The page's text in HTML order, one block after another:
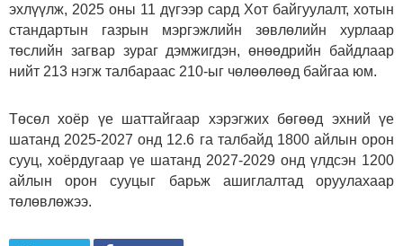
эхлүүлж, 2025 оны 11 дүгээр сард Хот байгуулалт, хотын
стандартын газрын мэргэжлийн зөвлөлийн хурлаар
төслийн загвар зураг дэмжигдэн, өнөөдрийн байдлаар
нийт 213 нэгж талбараас 210-ыг чөлөөлөөд байгаа юм.
Төсөл хоёр үе шаттайгаар хэрэгжих бөгөөд эхний үе
шатанд 2025-2027 онд 12.6 га талбайд 1800 айлын орон
сууц, хоёрдугаар үе шатанд 2027-2029 онд үлдсэн 1200
айлын орон сууцыг барьж ашиглалтад оруулахаар
төлөвлөжээ.